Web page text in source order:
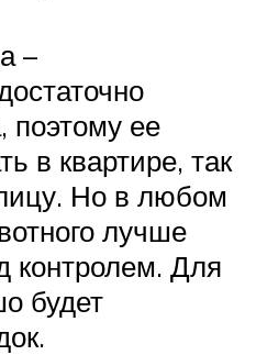
–
поэтому ее
в квартире, так
Но в любом
лучше
контролем. Для
будет